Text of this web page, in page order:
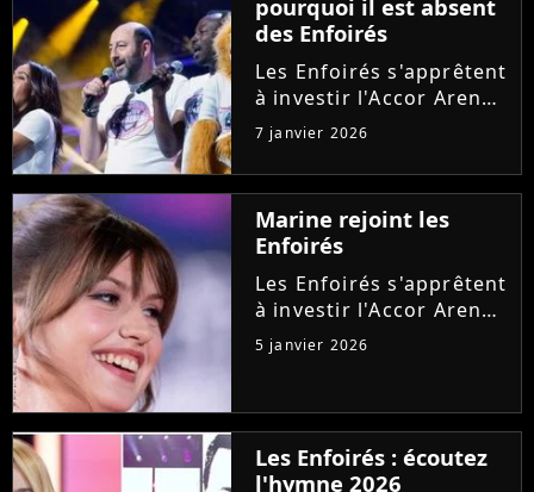
après celui de Santa.
Explications.
pourquoi il est absent
des Enfoirés
Les Enfoirés s'apprêtent
à investir l'Accor Arena
pour leur spectacle
2026 au profit des
Restos du Coeur.
Discrète ces dernières
années, cette figure de
la troupe ne sera à
nouveau...
7 janvier 2026
Marine rejoint les
Enfoirés
Les Enfoirés s'apprêtent
à investir l'Accor Arena
de Paris pour proposer
leur nouveau spectacle.
troupe pourra compter
sur l'implication d'une
autre chanteuse
5 janvier 2026
Les Enfoirés : écoutez
l'hymne 2026